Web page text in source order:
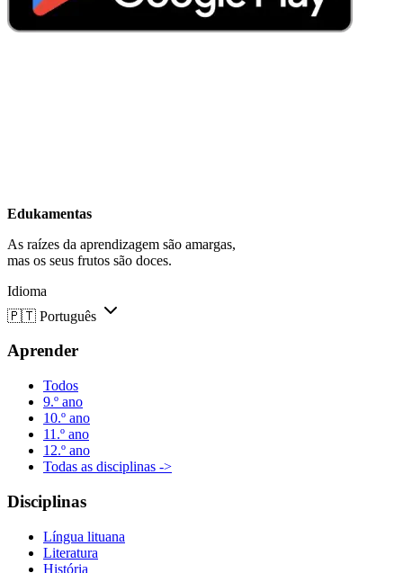
Edukamentas
As raízes da aprendizagem são amargas,
mas os seus frutos são doces.
Idioma
🇵🇹 Português
Aprender
Todos
9.º ano
10.º ano
11.º ano
12.º ano
Todas as disciplinas ->
Disciplinas
Língua lituana
Literatura
História